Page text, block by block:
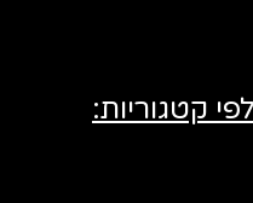
קטגוריות: